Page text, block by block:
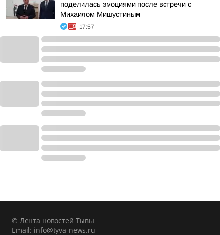
поделилась эмоциями после встречи с
Михаилом Мишустиным
17:57
© Лента новостей Тывы
Email: info@tyva-news.ru